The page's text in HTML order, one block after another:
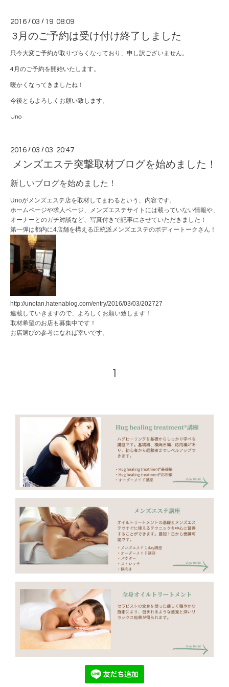
2016 /03 / 19 08:09
3月のご予約は受け付け終了しました
只今大変ご予約が取りづらくなっており、申し訳ございません。
4月のご予約を開始いたします。
暖かくなってきましたね！
今後ともよろしくお願い致します。
Uno
2016 /03 /03 20:47
メンズエステ突撃取材ブログを始めました！
新しいブログを始めました！
Unoがメンズエステ店を取材してまわるという、内容です。
ホームページや求人ページ、メンズエステサイトには載っていない情報や、
オーナーとのガチ対談など、写真付きで記事にさせていただきました！
第一弾は都内に4店舗を構える正統派メンズエステのボディートークさん！
http://unotan.hatenablog.com/entry/2016/03/03/202727
連載していきますので、よろしくお願い致します！
取材希望のお店も募集中です！
お店選びの参考になれば幸いです。
1